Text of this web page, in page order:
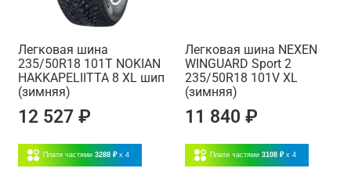
Легковая шина
235/50R18 101T NOKIAN
HAKKAPELIITTA 8 XL шип
(зимняя)
12 527 ₽
Плати частями 3288 ₽ x 4
Легковая шина NEXEN
WINGUARD Sport 2
235/50R18 101V XL
(зимняя)
11 840 ₽
Плати частями 3108 ₽ x 4